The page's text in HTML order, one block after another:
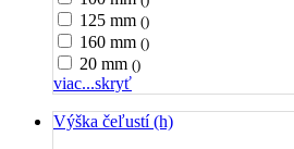
125 mm ()
160 mm ()
20 mm ()
viac...skryť
Výška čeľustí (h)